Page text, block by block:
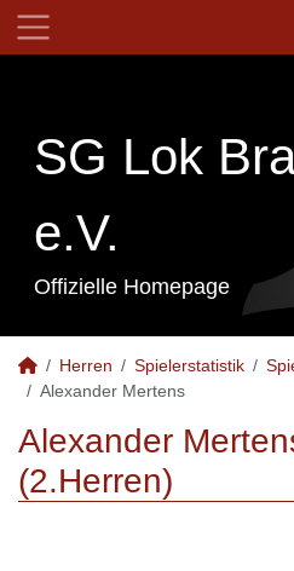
SG Lok
e.V.
Offizielle Homepage
Herren Spielerstatistik
Alexander Mertens
Alexander
(2.Herren)